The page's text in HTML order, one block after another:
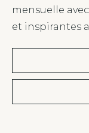
mensuelle
et inspirantes